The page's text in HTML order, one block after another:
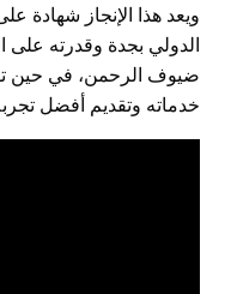
ويعد هذا الإنجاز شهادة
الدولي بجدة وقدرته على
ضيوف الرحمن، في حين
خدماته وتقديم أفضل